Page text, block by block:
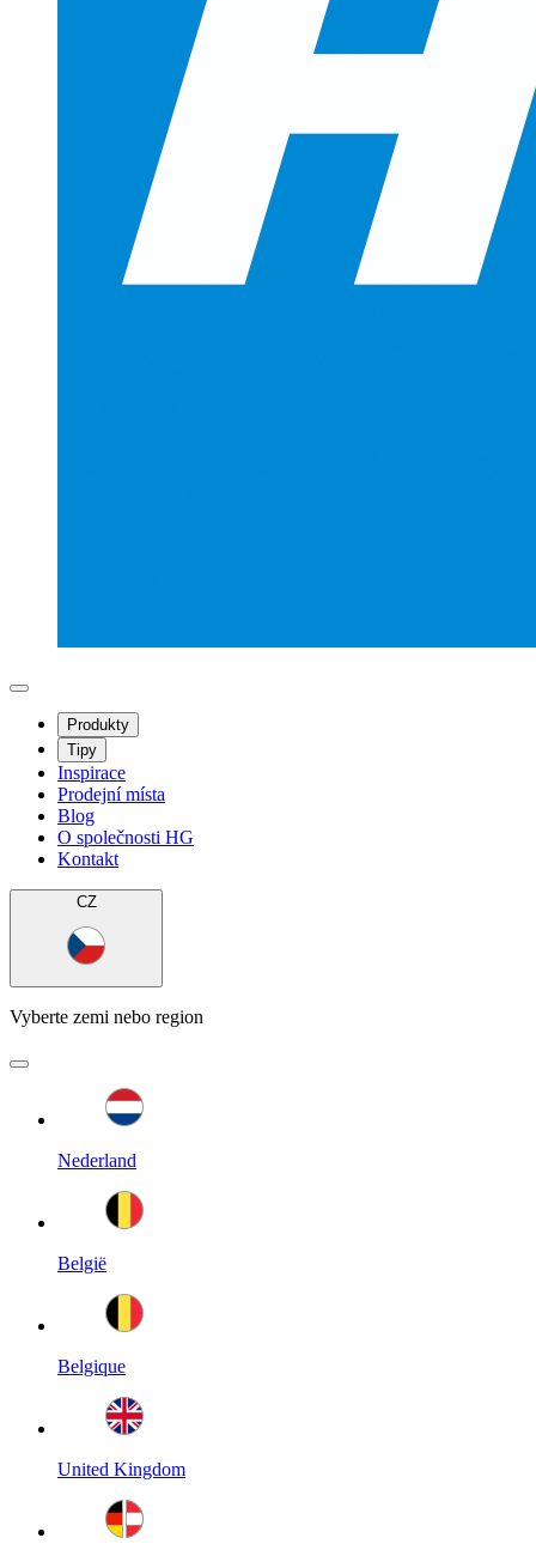
Produkty
Tipy
Inspirace
Prodejní místa
Blog
O společnosti HG
Kontakt
CZ
Vyberte zemi nebo region
Nederland
België
Belgique
United Kingdom